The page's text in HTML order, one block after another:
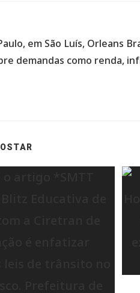
em São Luís, Orleans
demandas como renda,